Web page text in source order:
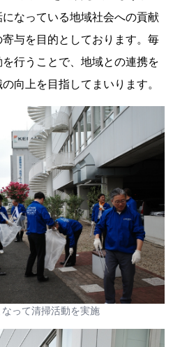
なっている地域社会への貢献
与を目的としております。毎
行うことで、地域との連携を
向上を目指してまいります。
って清掃活動を実施